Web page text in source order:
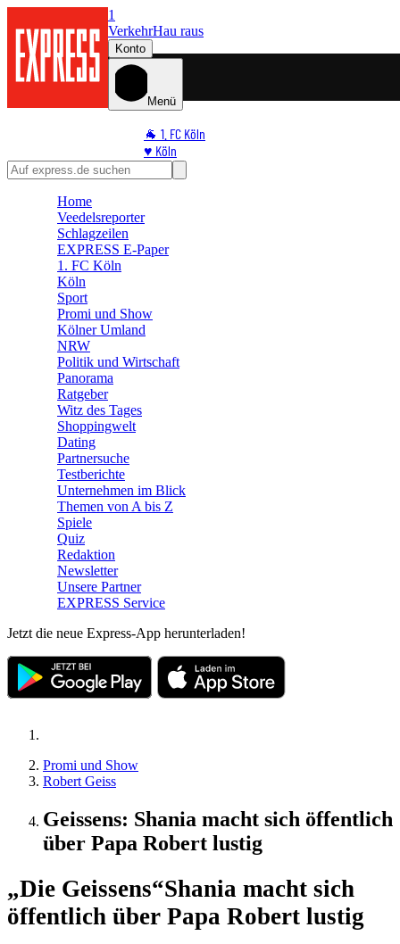
1
VerkehrHau raus
Konto
Menü
🐐 1. FC Köln
♥️ Köln
⭐ Promi
🛒 Shoppingwelt
Home
Veedelsreporter
Schlagzeilen
EXPRESS E-Paper
1. FC Köln
Köln
Sport
Promi und Show
Kölner Umland
NRW
Politik und Wirtschaft
Panorama
Ratgeber
Witz des Tages
Shoppingwelt
Dating
Partnersuche
Testberichte
Unternehmen im Blick
Themen von A bis Z
Spiele
Quiz
Redaktion
Newsletter
Unsere Partner
EXPRESS Service
Jetzt die neue Express-App herunterladen!
Promi und Show
Robert Geiss
Geissens: Shania macht sich öffentlich
über Papa Robert lustig
„Die Geissens“Shania macht sich
öffentlich über Papa Robert lustig